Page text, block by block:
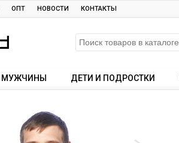
ОПТ НОВОСТИ КОНТАКТЫ
МУЖЧИНЫ ДЕТИ И ПОДРОСТКИ